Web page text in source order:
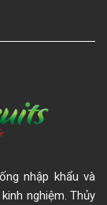
nhập khẩu và
nghiệm. Thủy